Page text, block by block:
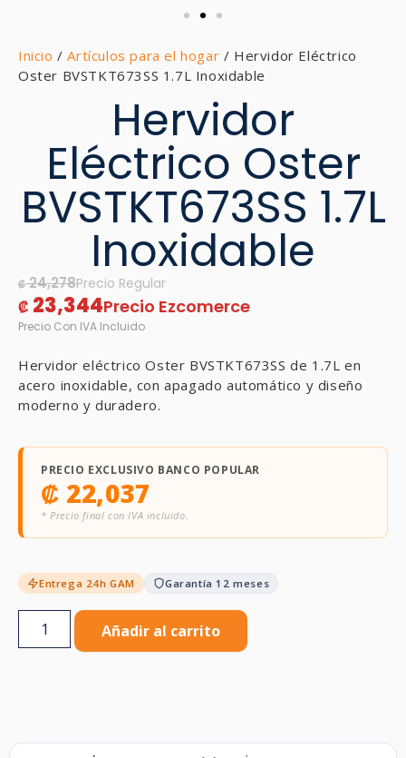
Inicio /Artículos para el hogar / Hervidor Eléctrico
Oster BVSTKT673SS 1.7L Inoxidable
Hervidor
Eléctrico Oster
BVSTKT673SS 1.7L
Inoxidable
₡24,278
₡ 23,344
Hervidor eléctrico Oster BVSTKT673SS de 1.7L en
acero inoxidable, con apagado automático y diseño
moderno y duradero.
PRECIO EXCLUSIVO BANCO POPULAR
₡ 22,037
* Precio final con IVA incluido.
Entrega 24h GAM Garantía 12 meses
Añadir al carrito